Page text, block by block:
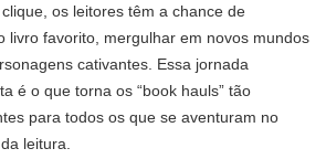
os leitores têm a chance de
livro favorito, mergulhar em novos mundos
cativantes. Essa jornada
é o que torna os “book hauls” tão
para todos os que se aventuram no
leitura.